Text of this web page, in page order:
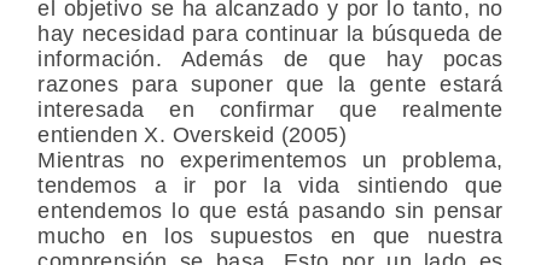
el objetivo se ha alcanzado y por lo tanto, no
hay necesidad para continuar la búsqueda de
información. Además de que hay pocas
razones para suponer que la gente estará
interesada en confirmar que realmente
entienden X. Overskeid (2005)
Mientras no experimentemos un problema,
tendemos a ir por la vida sintiendo que
entendemos lo que está pasando sin pensar
mucho en los supuestos en que nuestra